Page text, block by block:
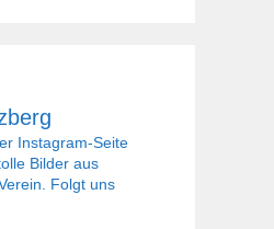
Instagram-Seite
Bilder aus
Folgt uns